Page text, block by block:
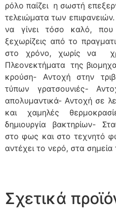
ρόλο παίζει η σωστή
τελειώματα των
να γίνει τόσο καλό,
ξεχωρίζεις από το
στο χρόνο, χωρίς να
Πλεονεκτήματα της
κρούση- Αντοχή στην
τύπων γρατσουνιές-
απολυμαντικά- Αντοχή σε
και χαμηλές
δημιουργία βακτηρίων-
στο φως και στο τεχνητό
αντέχει το νερό, στα
Σχετικά